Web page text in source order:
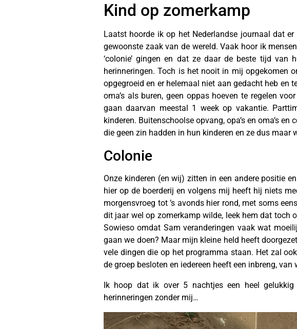
Kind op zomerkamp
Laatst hoorde ik op het Nederlandse journaal dat
gewoonste zaak van de wereld. Vaak hoor ik
‘colonie’ gingen en dat ze daar de beste tijd
herinneringen. Toch is het nooit in mij opgekomen
opgegroeid en er helemaal niet aan gedacht heb en
oma’s als buren, geen oppas hoeven te regelen
gaan daarvan meestal 1 week op vakantie.
kinderen. Buitenschoolse opvang, opa’s en oma’s
die geen zin hadden in hun kinderen en ze dus
Colonie
Onze kinderen (en wij) zitten in een andere positie
hier op de boerderij en volgens mij heeft hij niets
morgensvroeg tot ’s avonds hier rond, met soms
dit jaar wel op zomerkamp wilde, leek hem dat toch
Sowieso omdat Sam veranderingen vaak wat
gaan we doen? Maar mijn kleine held heeft
vele dingen die op het programma staan. Het zal
de groep besloten en iedereen heeft een inbreng,
Ik hoop dat ik over 5 nachtjes een heel
herinneringen zonder mij…